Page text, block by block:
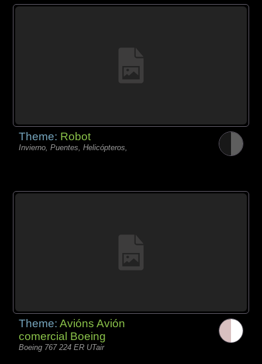
Theme: Robot
Invierno, Puentes, Helicópteros,
Theme:Avións Avión
comercial Boeing
Boeing 767 224 ER UTair